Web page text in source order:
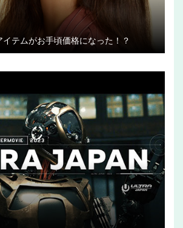
イテムがお手頃価格になった！？